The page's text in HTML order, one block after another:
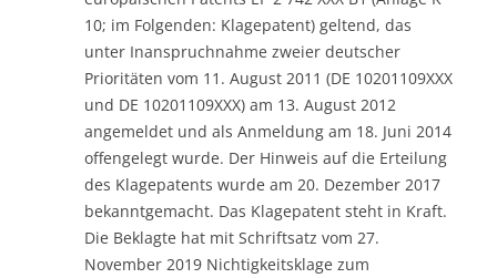
10; im Folgenden: Klagepatent) geltend, das
unter Inanspruchnahme zweier deutscher
Prioritäten vom 11. August 2011 (DE 10201109XXX
und DE 10201109XXX) am 13. August 2012
angemeldet und als Anmeldung am 18. Juni 2014
offengelegt wurde. Der Hinweis auf die Erteilung
des Klagepatents wurde am 20. Dezember 2017
bekanntgemacht. Das Klagepatent steht in Kraft.
Die Beklagte hat mit Schriftsatz vom 27.
November 2019 Nichtigkeitsklage zum